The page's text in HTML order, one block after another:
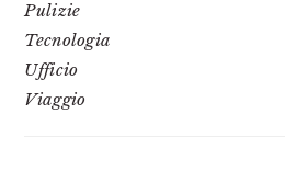
Pulizie
Tecnologia
Ufficio
Viaggio